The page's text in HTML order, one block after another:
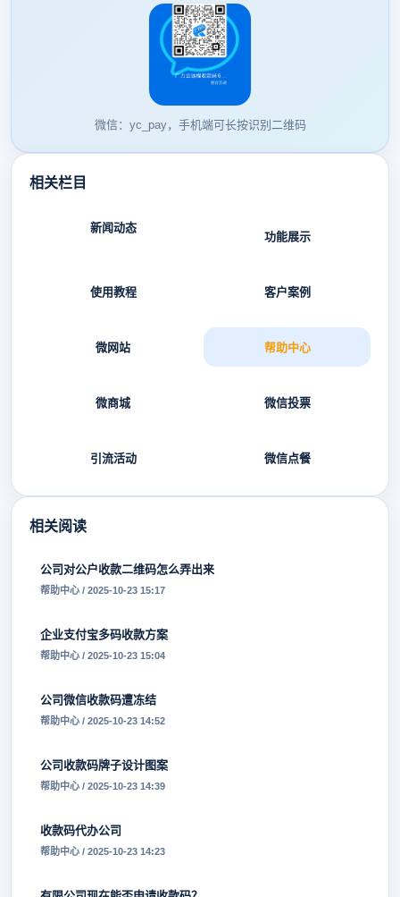
微信：yc_pay，手机端可长按识别二维码
相关栏目
新闻动态
功能展示
使用教程 客户案例
微网站 帮助中心
微商城 微信投票
引流活动 微信点餐
相关阅读
公司对公户收款二维码怎么弄出来
帮助中心 / 2025-10-23 15:17
企业支付宝多码收款方案
帮助中心 / 2025-10-23 15:04
公司微信收款码遭冻结
帮助中心 / 2025-10-23 14:52
公司收款码牌子设计图案
帮助中心 / 2025-10-23 14:39
收款码代办公司
帮助中心 / 2025-10-23 14:23